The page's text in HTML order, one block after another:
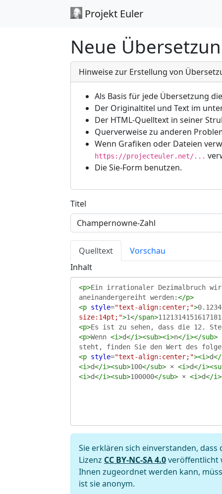
Projekt Euler
Neue
Hinweise zur Erstellung von
Als Basis für jede Übersetzung
Der Originaltitel und Text im
Der HTML-Quelltext in seiner
Querverweise zu anderen
Wenn Grafiken oder Dateien
https://projecteuler.net/...
Die Sie-Form benutzen.
Titel
Quelltext
Vorschau
Inhalt
<p>Ein irrationaler Dezimalbruch
aneinandergereiht werden:</p>
<p style="text-align:center;">
size:14pt;">1</span>
<p>Es ist zu sehen, dass die 12.
<p>Wenn <i>d</i><sub><i>n</i></sub>
steht, finden Sie den Wert des
<p style="text-align:center;"><i>d</
<i>d</i><sub>100</sub> × <i>d</i><
<i>d</i><sub>100000</sub> × <i>d</i
Sie erklären sich einverstanden,
Lizenz CC BY-NC-SA 4.0veröffentlicht
Ihnen zugeordnet werden kann,
ist sie anonym.